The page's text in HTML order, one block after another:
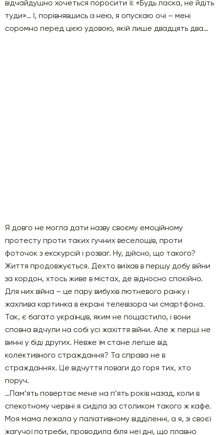
відчайдушно хочеться поросити її: «Будь ласка, не йдіть
туди»… І, порівнявшись із нею, я опускаю очі – мені
соромно перед цією удовою, якій лише двадцять два…
Я довго не могла дати назву своєму емоційному
протесту проти таких гучних веселощів, проти
фоточок з екскурсій і розваг. Ну, дійсно, що такого?
Життя продовжується. Дехто виїхав в першу добу війни
за кордон, хтось живе в містах, де відносно спокійно.
Для них війна – це пару вибухів лютневого ранку і
жахлива картинка в екрані телевізора чи смартфона.
Так, є багато українців, яким не пощастило, і вони
сповна відчули на собі усі жахіття війни. Але ж перші не
винні у біді других. Невже їм стане легше від
колективного страждання? Та справа не в
стражданнях. Це відчуття поваги до горя тих, хто
поруч.
…Пам’ять повертає мене на п’ять років назад, коли в
спекотному червні я сиділа за столиком такого ж кафе.
Моя мама лежала у паліативному відділенні, а я, зі своєї
жагучої потреби, проводила біля неї дні, що плавно